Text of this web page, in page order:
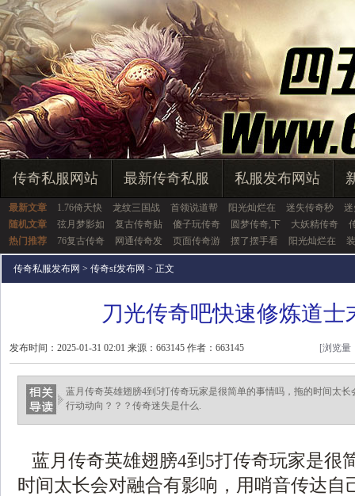
传奇私服网站 最新传奇私服 私服发布网站
最新文章 1.76倚天快 龙纹三国战 首领说道帮 阳光灿烂在 迷失传奇秒
随机文章
弦月梦影如 复古传奇贴 傻子玩传奇 圆梦传奇,下 大妖精传奇
热门推荐
76复古传奇 网通传奇发 页面传奇游 摆了摆手看 阳光灿烂在
传奇私服发布网 > 传奇sf发布网 > 正文
刀光传奇吧快速修炼道士
发布时间：2025-01-31 02:01 来源：663145 作者：663145 [浏览量
蓝月传奇英雄翅膀4到5打传奇玩家是很简单的事情吗，拖的时间太
行动动向？？？传奇迷失是什么.
蓝月传奇英雄翅膀4到5打传奇玩家是很
时间太长会对融合有影响，用哨音传达自